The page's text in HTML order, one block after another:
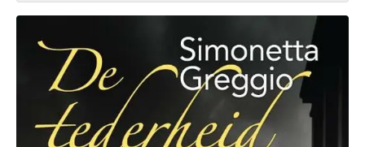
Lees meer over De tederheid van mannen – roman van